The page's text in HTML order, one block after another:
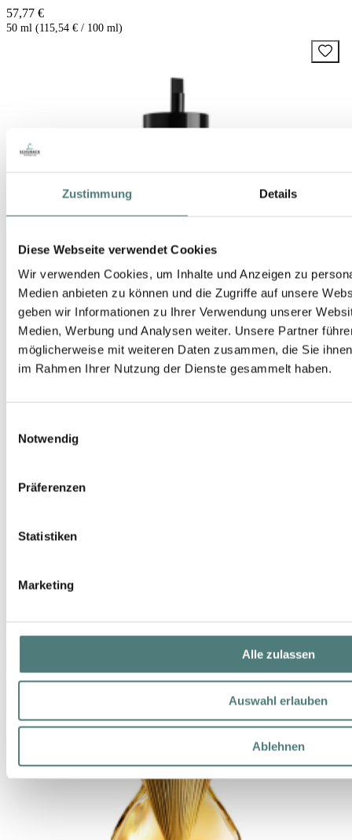
Zustimmung Details
Diese Webseite verwendet Cookies
Wir verwenden Cookies, um Inhalte und Anzeigen zu
Medien anbieten zu können und die Zugriffe auf unsere
geben wir Informationen zu Ihrer Verwendung unserer
Medien, Werbung und Analysen weiter. Unsere Partner
möglicherweise mit weiteren Daten zusammen, die Sie
im Rahmen Ihrer Nutzung der Dienste gesammelt haben.
Notwendig
Präferenzen
Statistiken
Marketing
Alle zulassen
Auswahl erlauben
Ablehnen
57,77 €
50 ml (115,54 € / 100 ml)
JEAN PAUL GAULTIER
173,00 €